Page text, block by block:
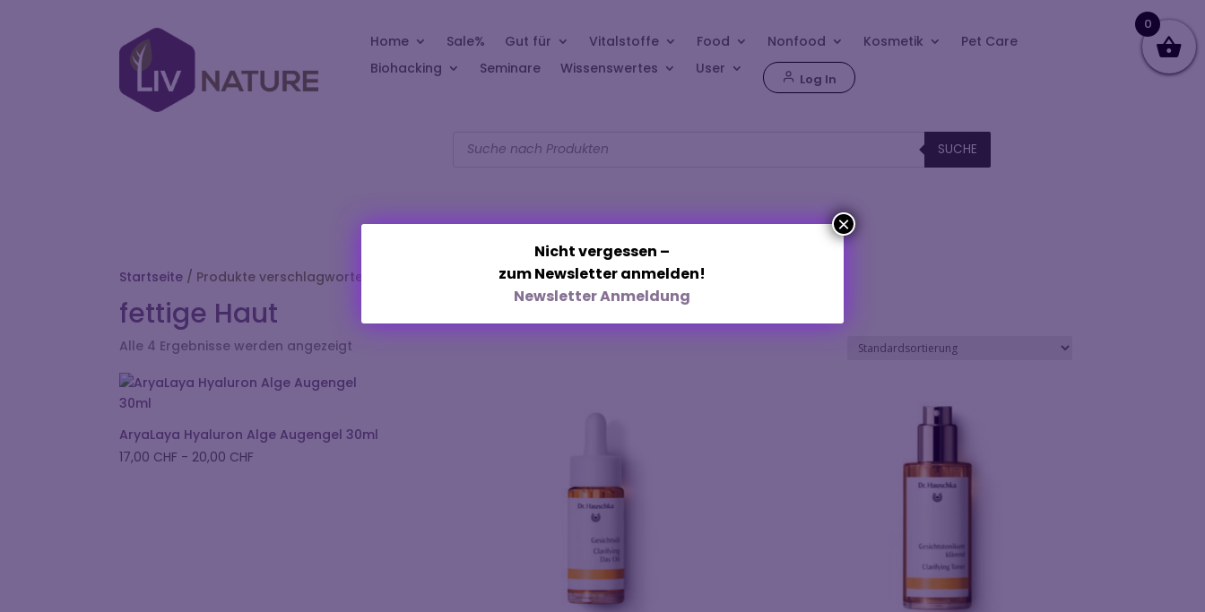
Home Sale% Gut für Vitalstoffe Food Nonfood Kosmetik
Pet Care
Biohacking
Seminare Wissenswertes User
Log In
search SUCHE
Startseite/ Produkte verschlagwortet mit „fettige Haut“
fettige Haut
Alle 4 Ergebnisse werden angezeigt
AryaLaya Hyaluron Alge Augengel 30ml
17,00 CHF - 20,00 CHF
Nicht vergessen –
zum Newsletter anmelden!
Newsletter Anmeldung
×
0